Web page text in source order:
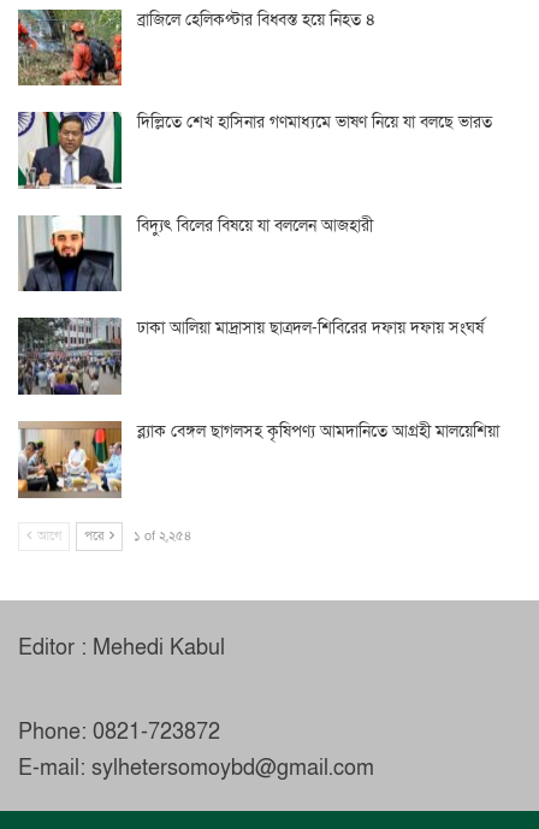
ব্রাজিলে হেলিকপ্টার বিধ্বস্ত হয়ে নিহত ৪
দিল্লিতে শেখ হাসিনার গণমাধ্যমে ভাষণ নিয়ে যা বলছে ভারত
বিদ্যুৎ বিলের বিষয়ে যা বললেন আজহারী
ঢাকা আলিয়া মাদ্রাসায় ছাত্রদল-শিবিরের দফায় দফায় সংঘর্ষ
ব্ল্যাক বেঙ্গল ছাগলসহ কৃষিপণ্য আমদানিতে আগ্রহী মালয়েশিয়া
আগে পরে ১ of ২,২৫৪
Editor : Mehedi Kabul
Phone: 0821-723872
E-mail: sylhetersomoybd@gmail.com